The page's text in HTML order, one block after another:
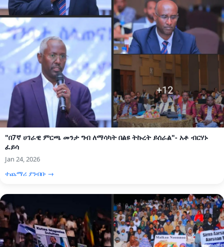
"በ7ኛ ሀገራዊ ምርጫ መንታ ግብ ለማሳካት በልዩ ትኩረት ይሰራል"- አቶ ብርሃኑ
ፈይሳ
Jan 24, 2026
ተጨማሪ ያንብቡ →